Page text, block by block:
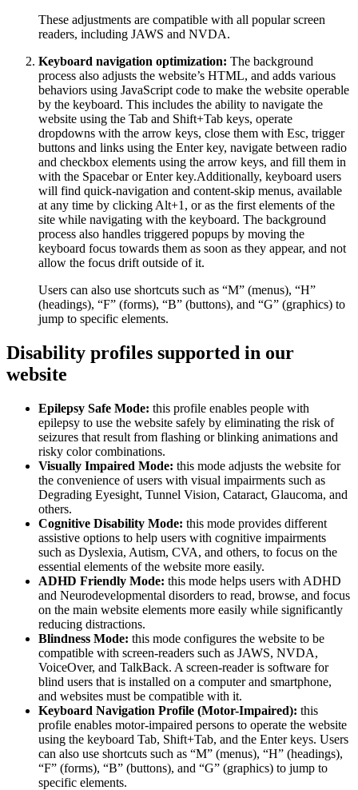
These adjustments are compatible with all popular screen
readers, including JAWS and NVDA.
Keyboard navigation optimization: The background
process also adjusts the website’s HTML, and adds various
behaviors using JavaScript code to make the website operable
by the keyboard. This includes the ability to navigate the
website using the Tab and Shift+Tab keys, operate
dropdowns with the arrow keys, close them with Esc, trigger
buttons and links using the Enter key, navigate between radio
and checkbox elements using the arrow keys, and fill them in
with the Spacebar or Enter key.Additionally, keyboard users
will find quick-navigation and content-skip menus, available
at any time by clicking Alt+1, or as the first elements of the
site while navigating with the keyboard. The background
process also handles triggered popups by moving the
keyboard focus towards them as soon as they appear, and not
allow the focus drift outside of it.
Users can also use shortcuts such as “M” (menus), “H”
(headings), “F” (forms), “B” (buttons), and “G” (graphics) to
jump to specific elements.
Disability profiles supported in our
website
Epilepsy Safe Mode: this profile enables people with
epilepsy to use the website safely by eliminating the risk of
seizures that result from flashing or blinking animations and
risky color combinations.
Visually Impaired Mode: this mode adjusts the website for
the convenience of users with visual impairments such as
Degrading Eyesight, Tunnel Vision, Cataract, Glaucoma, and
others.
Cognitive Disability Mode: this mode provides different
assistive options to help users with cognitive impairments
such as Dyslexia, Autism, CVA, and others, to focus on the
essential elements of the website more easily.
ADHD Friendly Mode: this mode helps users with ADHD
and Neurodevelopmental disorders to read, browse, and focus
on the main website elements more easily while significantly
reducing distractions.
Blindness Mode: this mode configures the website to be
compatible with screen-readers such as JAWS, NVDA,
VoiceOver, and TalkBack. A screen-reader is software for
blind users that is installed on a computer and smartphone,
and websites must be compatible with it.
Keyboard Navigation Profile (Motor-Impaired): this
profile enables motor-impaired persons to operate the website
using the keyboard Tab, Shift+Tab, and the Enter keys. Users
can also use shortcuts such as “M” (menus), “H” (headings),
“F” (forms), “B” (buttons), and “G” (graphics) to jump to
specific elements.